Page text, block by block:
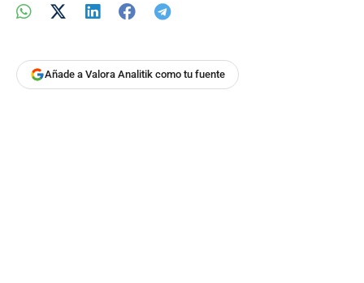
Añade a Valora Analitik como tu fuente